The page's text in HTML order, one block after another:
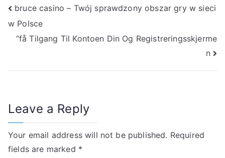
Post
navigation
bruce casino – Twój sprawdzony obszar gry w sieci
w Polsce
“få Tilgang Til Kontoen Din Og Registreringsskjerme
n
Leave a Reply
Your email address will not be published. Required
fields are marked *